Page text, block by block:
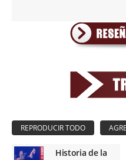
Historia de la